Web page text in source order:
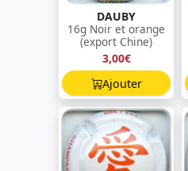
DAUBY
16g Noir et orange
(export Chine)
3,00€
Ajouter